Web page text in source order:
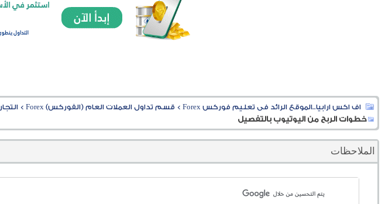
اف اكس ارابيا..الموقع الرائد فى تعليم فوركس Forex > قسم تداول العملات العام (الفوركس) Forex >
خطوات الربح من اليوتيوب بالتفصيل
الملاحظات